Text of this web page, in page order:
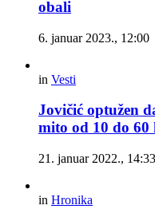
obali
6. januar 2023., 12:00
in Vesti
Jovičić optužen
mito od 10 do
21. januar 2022., 14:33
in Hronika